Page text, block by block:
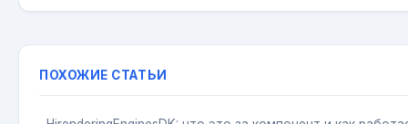
ПОХОЖИЕ СТАТЬИ